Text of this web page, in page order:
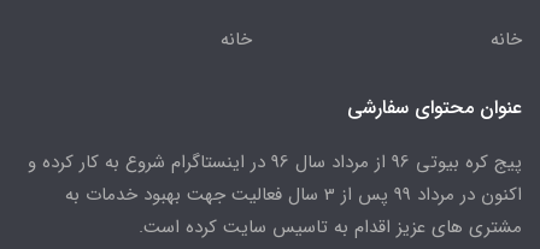
خانه خانه
عنوان محتوای سفارشی
پیج کره بیوتی 96 از مرداد سال 96 در اینستاگرام شروع به کار کرده و
اکنون در مرداد 99 پس از 3 سال فعالیت جهت بهبود خدمات به
مشتری های عزیز اقدام به تاسیس سایت کرده است.